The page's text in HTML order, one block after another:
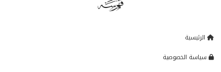
الرئيسية
سياسة الخصوصية